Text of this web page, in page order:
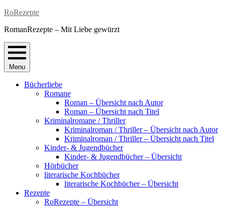
Skip
content
RoRezepte
RomanRezepte – Mit Liebe gewürzt
Menu
Bücherliebe
Romane
Roman – Übersicht nach Autor
Roman – Übersicht nach Titel
Kriminalromane / Thriller
Kriminalroman / Thriller – Übersicht nach Autor
Kriminalroman / Thriller – Übersicht nach Titel
Kinder- & Jugendbücher
Kinder- & Jugendbücher – Übersicht
Hörbücher
literarische Kochbücher
literarische Kochbücher – Übersicht
Rezepte
RoRezepte – Übersicht